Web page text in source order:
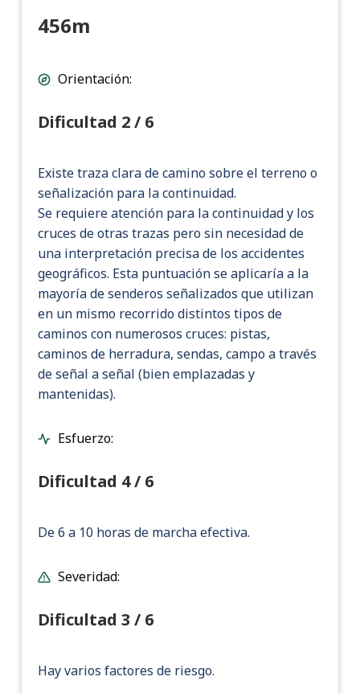
456m
Orientación:
Dificultad 2 / 6
Existe traza clara de camino sobre el terreno o
señalización para la continuidad.
Se requiere atención para la continuidad y los
cruces de otras trazas pero sin necesidad de
una interpretación precisa de los accidentes
geográficos. Esta puntuación se aplicaría a la
mayoría de senderos señalizados que utilizan
en un mismo recorrido distintos tipos de
caminos con numerosos cruces: pistas,
caminos de herradura, sendas, campo a través
de señal a señal (bien emplazadas y
mantenidas).
Esfuerzo:
Dificultad 4 / 6
De 6 a 10 horas de marcha efectiva.
Severidad:
Dificultad 3 / 6
Hay varios factores de riesgo.